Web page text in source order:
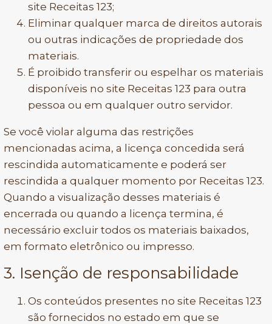
site Receitas 123;
Eliminar qualquer marca de direitos autorais
ou outras indicações de propriedade dos
materiais.
É proibido transferir ou espelhar os materiais
disponíveis no site Receitas 123 para outra
pessoa ou em qualquer outro servidor.
Se você violar alguma das restrições
mencionadas acima, a licença concedida será
rescindida automaticamente e poderá ser
rescindida a qualquer momento por Receitas 123.
Quando a visualização desses materiais é
encerrada ou quando a licença termina, é
necessário excluir todos os materiais baixados,
em formato eletrônico ou impresso.
3. Isenção de responsabilidade
Os conteúdos presentes no site Receitas 123
são fornecidos no estado em que se